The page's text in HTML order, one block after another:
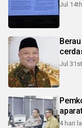
Jul 14th
Jul 31st
4 hari